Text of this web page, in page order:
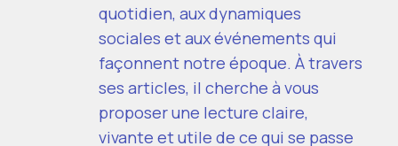
quotidien, aux dynamiques
sociales et aux événements qui
façonnent notre époque. À travers
ses articles, il cherche à vous
proposer une lecture claire,
vivante et utile de ce qui se passe